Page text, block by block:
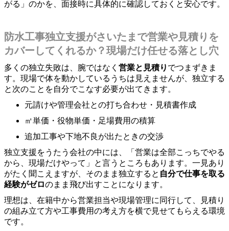
がる」のかを、面接時に具体的に確認しておくと安心です。
防水工事独立支援がさいたまで営業や見積りを
カバーしてくれるか？現場だけ任せる落とし穴
多くの独立失敗は、腕ではなく 営業と見積り でつまずきま
す。現場で体を動かしているうちは見えませんが、独立する
と次のことを自分でこなす必要が出てきます。
元請けや管理会社との打ち合わせ・見積書作成
㎡単価・役物単価・足場費用の積算
追加工事や下地不良が出たときの交渉
独立支援をうたう会社の中には、「営業は全部こっちでやる
から、現場だけやって」と言うところもあります。一見あり
がたく聞こえますが、そのまま独立すると 自分で仕事を取る
経験がゼロのまま飛び出すことになります。
理想は、在籍中から営業担当や現場管理に同行して、見積り
の組み立て方や工事費用の考え方を横で見せてもらえる環境
です。